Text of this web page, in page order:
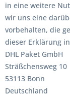
in eine weitere
wir uns eine
vorbehalten, die
dieser Erklärung
DHL Paket GmbH
Sträßchensweg 10
53113 Bonn
Deutschland